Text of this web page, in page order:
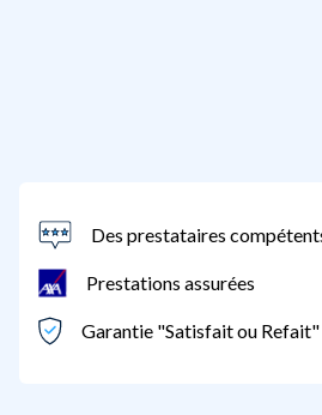
Des prestataires
Prestations assurées
Garantie "Satisfait ou Refait"